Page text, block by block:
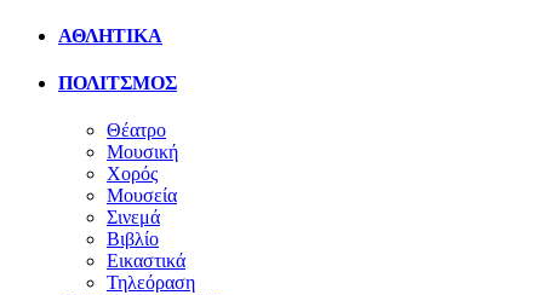
ΑΘΛΗΤΙΚΑ
ΠΟΛΙΤΣΜΟΣ
Θέατρο
Μουσική
Χορός
Μουσεία
Σινεμά
Βιβλίο
Εικαστικά
Τηλεόραση